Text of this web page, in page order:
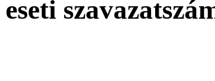
eseti